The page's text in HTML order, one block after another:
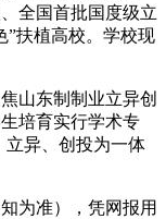
全国首批国度级立
”扶植高校。学校现
山东制制业立异创
培育实行学术专
立异、创投为一体
为准），凭网报用